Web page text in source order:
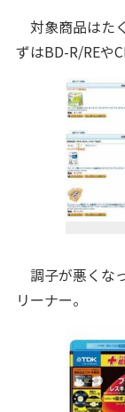
対象商品はた
ずはBD-R/REや
調子が悪くな
リーナー。